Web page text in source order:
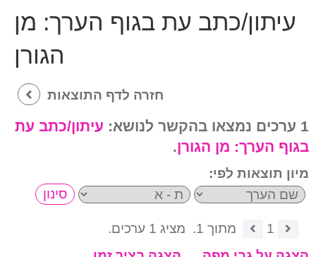
עיתון/כתב עת בגוף הערך: מן
הגורן
חזרה לדף התוצאות
1 ערכים נמצאו בהקשר לנושא:
עיתון/כתב עת
בגוף הערך: מן הגורן.
מיון תוצאות לפי:
1 מתוך 1.
מציג 1 ערכים.